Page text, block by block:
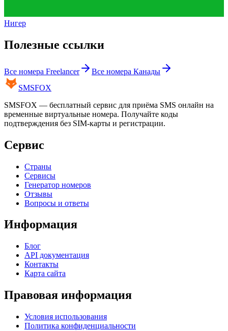
Нигер
Полезные ссылки
Все номера Freelancer Все номера Канады
SMSFOX
SMSFOX — бесплатный сервис для приёма SMS онлайн на
временные виртуальные номера. Получайте коды
подтверждения без SIM-карты и регистрации.
Сервис
Страны
Сервисы
Генератор номеров
Отзывы
Вопросы и ответы
Информация
Блог
API документация
Контакты
Карта сайта
Правовая информация
Условия использования
Политика конфиденциальности